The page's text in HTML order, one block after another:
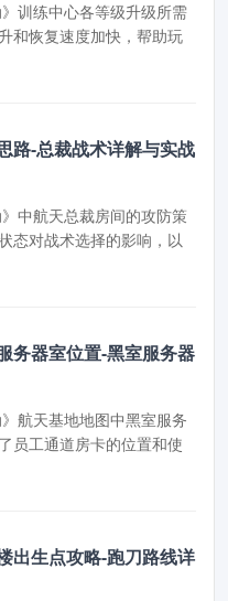
训练中心各等级升级所需
和恢复速度加快，帮助玩
路-总裁战术详解与实战
中航天总裁房间的攻防策
态对战术选择的影响，以
走廊狭长地形架住劝架队伍
务器室位置-黑室服务器
航天基地地图中黑室服务
员工通道房卡的位置和使
出生点攻略-跑刀路线详